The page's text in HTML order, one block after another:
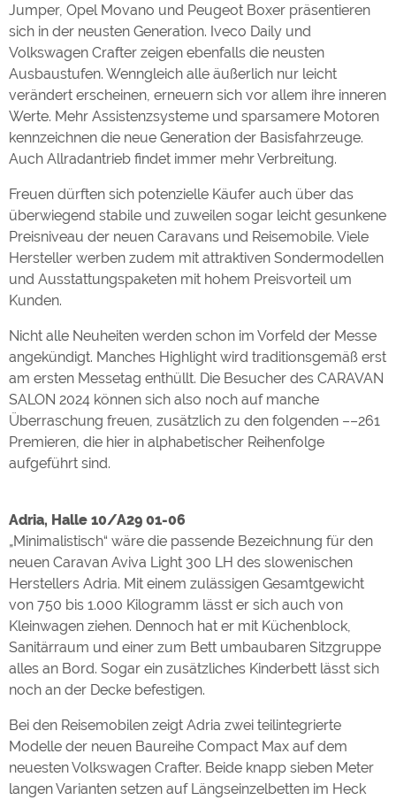
Jumper, Opel Movano und Peugeot Boxer präsentieren
sich in der neusten Generation. Iveco Daily und
Volkswagen Crafter zeigen ebenfalls die neusten
Ausbaustufen. Wenngleich alle äußerlich nur leicht
verändert erscheinen, erneuern sich vor allem ihre inneren
Werte. Mehr Assistenzsysteme und sparsamere Motoren
kennzeichnen die neue Generation der Basisfahrzeuge.
Auch Allradantrieb findet immer mehr Verbreitung.
Freuen dürften sich potenzielle Käufer auch über das
überwiegend stabile und zuweilen sogar leicht gesunkene
Preisniveau der neuen Caravans und Reisemobile. Viele
Hersteller werben zudem mit attraktiven Sondermodellen
und Ausstattungspaketen mit hohem Preisvorteil um
Kunden.
Nicht alle Neuheiten werden schon im Vorfeld der Messe
angekündigt. Manches Highlight wird traditionsgemäß erst
am ersten Messetag enthüllt. Die Besucher des CARAVAN
SALON 2024 können sich also noch auf manche
Überraschung freuen, zusätzlich zu den folgenden ––261
Premieren, die hier in alphabetischer Reihenfolge
aufgeführt sind.
Adria, Halle 10/A29 01-06
„Minimalistisch“ wäre die passende Bezeichnung für den
neuen Caravan Aviva Light 300 LH des slowenischen
Herstellers Adria. Mit einem zulässigen Gesamtgewicht
von 750 bis 1.000 Kilogramm lässt er sich auch von
Kleinwagen ziehen. Dennoch hat er mit Küchenblock,
Sanitärraum und einer zum Bett umbaubaren Sitzgruppe
alles an Bord. Sogar ein zusätzliches Kinderbett lässt sich
noch an der Decke befestigen.
Bei den Reisemobilen zeigt Adria zwei teilintegrierte
Modelle der neuen Baureihe Compact Max auf dem
neuesten Volkswagen Crafter. Beide knapp sieben Meter
langen Varianten setzen auf Längseinzelbetten im Heck
Die Cookieeinstellungen können jeder Zeit im Footer
über "COOKIES" geändert werden!